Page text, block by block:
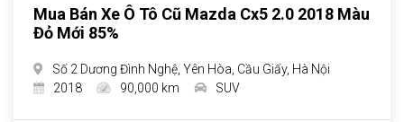
Mua Bán Xe Ô Tô Cũ Mazda Cx5 2.0 2018 Màu
Đỏ Mới 85%
Số 2 Dương Đình Nghệ, Yên Hòa, Cầu Giấy, Hà Nội
2018
90,000 km SUV